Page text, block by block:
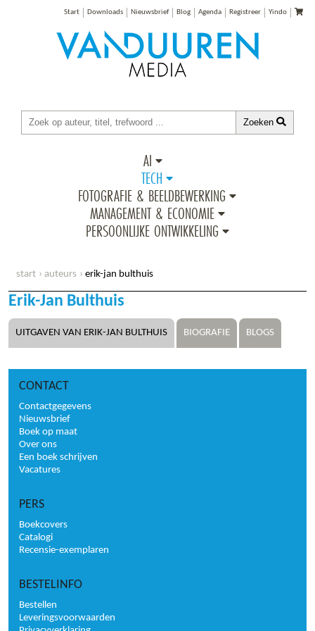
Start Downloads Nieuwsbrief Blog Agenda Registreer Yindo
Zoeken
AI
TECH
FOTOGRAFIE & BEELDBEWERKING
MANAGEMENT & ECONOMIE
PERSOONLIJKE ONTWIKKELING
start auteurs erik-jan bulthuis
Erik-Jan Bulthuis
UITGAVEN VAN ERIK-JAN BULTHUIS BIOGRAFIE BLOGS
CONTACT
Contactgegevens
Nieuwsbrief
Boek op maat
Over ons
Een boek schrijven
Vacatures
PERS
Boekcovers
Catalogi
Recensie-exemplaren
BESTELINFO
Bestellen
Leveringsvoorwaarden